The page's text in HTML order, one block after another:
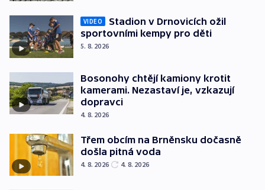
VIDEO
Stadion v Drnovicích ožil
sportovními kempy pro děti
5. 8. 2026
Bosonohy chtějí kamiony krotit
kamerami. Nezastaví je, vzkazují
dopravci
4. 8. 2026
Třem obcím na Brněnsku dočasně
došla pitná voda
4. 8. 2026 4. 8. 2026